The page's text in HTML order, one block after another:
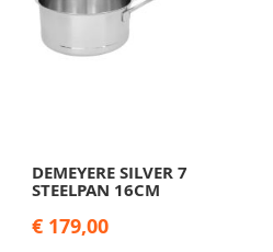
DEMEYERE SILVER 7
STEELPAN 16CM
€ 179,00